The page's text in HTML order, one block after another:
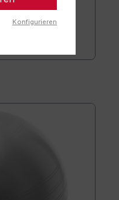
Konfigurieren